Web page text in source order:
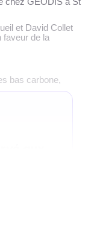
et David Collet
faveur de la
bas carbone,